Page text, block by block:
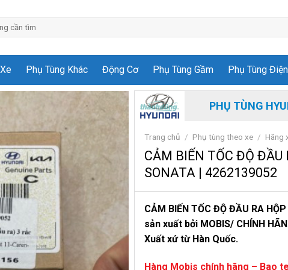
Phụ Tùng Khác Động Cơ Phụ Tùng Gầm Phụ Tùng
PHỤ TÙNG
Trang chủ / Phụ tùng theo xe / Hãng
CẢM BIẾN TỐC ĐỘ ĐẦU
SONATA | 4262139052
CẢM BIẾN TỐC ĐỘ ĐẦU RA
sản xuất bởi MOBIS/ CHÍNH
Xuất xứ từ Hàn Quốc.
Hàng Mobis chính hãng – Bao